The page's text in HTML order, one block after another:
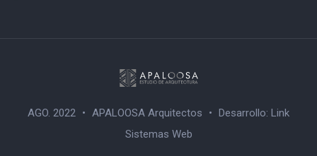
AGO. 2022 • APALOOSA Arquitectos • Desarrollo: Link
Sistemas Web